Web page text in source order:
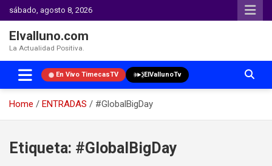
sábado, agosto 8, 2026
Elvalluno.com
La Actualidad Positiva.
En Vivo TimecasTV ElVallunoTv
Home ENTRADAS
#GlobalBigDay
content
Etiqueta: #GlobalBigDay